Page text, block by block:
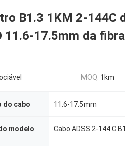
B1.3 1KM 2-144C
11.6-17.5mm da
MOQ: 1km
do cabo 11.6-17.5mm
modelo Cabo ADSS 2-144 C